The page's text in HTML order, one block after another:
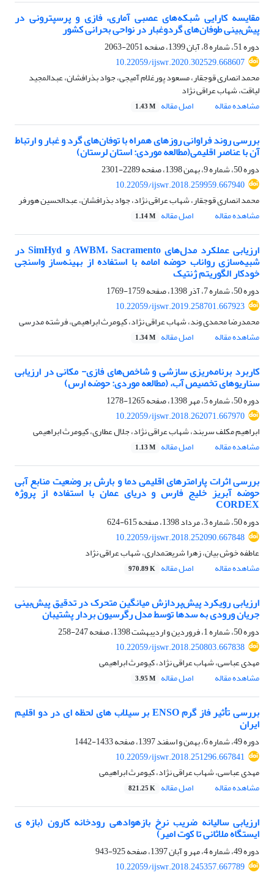
مقایسه کارایی شبکه‌های عصبی آماری، فازی و پرسپترونی در
پیش‌بینی طوفان‌های گردوغبار در نواحی بحرانی کشور
دوره 51، شماره 8، آبان 1399، صفحه
2051-2063
10.22059/ijswr.2020.302529.668607
محمد انصاری قوجقار، مسعود پورغلام آمیجی، جواد بذرافشان، عبدالمجید
لیاقت، شهاب عراقی نژاد
مشاهده مقاله
اصل مقاله 1.43 M
بررسی روند فراوانی روزهای همراه با توفان‌های گرد و غبار و ارتباط
آن با عناصر اقلیمی(مطالعه موردی: استان لرستان)
دوره 50، شماره 9، بهمن 1398، صفحه
2289-2301
10.22059/ijswr.2018.259959.667940
محمد انصاری قوجقار، شهاب عراقی نژاد، جواد بذرافشان، عبدالحسین هورفر
مشاهده مقاله
اصل مقاله 1.14 M
ارزیابی عملکرد مدل‌های AWBM، Sacramento و SimHyd در
شبیه‌سازی رواناب حوضه امامه با استفاده از بهینه‌ساز واسنجی
خودکار الگوریتم ژنتیک
دوره 50، شماره 7، آذر 1398، صفحه
1759-1769
10.22059/ijswr.2019.258701.667923
محمدرضا محمدی وند، شهاب عراقی نژاد، کیومرث ابراهیمی، فرشته مدرسی
مشاهده مقاله
اصل مقاله 1.34 M
کاربرد برنامه‌ریزی سازشی و شاخص‌های فازی- مکانی در ارزیابی
سناریوهای تخصیص آب، (مطالعه موردی: حوضه ارس)
دوره 50، شماره 5، مهر 1398، صفحه
1265-1278
10.22059/ijswr.2018.262071.667970
ابراهیم مکلف سربند، شهاب عراقی نژاد، جلال عطاری، کیومرث ابراهیمی
مشاهده مقاله
اصل مقاله 1.13 M
بررسی اثرات پارامترهای اقلیمی دما و بارش بر وضعیت منابع آبی
حوضه آبریز خلیج فارس و دریای عمان با استفاده از پروژه
CORDEX
دوره 50، شماره 3، مرداد 1398، صفحه
615-624
10.22059/ijswr.2018.252090.667848
عاطفه خوش بیان، زهرا شریعتمداری، شهاب عراقی نژاد
مشاهده مقاله
اصل مقاله 970.89 K
ارزیابی رویکرد پیش‌پردازش میانگین متحرک در تدقیق پیش‌بینی
جریان ورودی به سدها توسط مدل رگرسیون بردار پشتیبان
دوره 50، شماره 1، فروردین و اردیبهشت 1398، صفحه
247-258
10.22059/ijswr.2018.250803.667838
مهدی عباسی، شهاب عراقی نژاد، کیومرث ابراهیمی
مشاهده مقاله
اصل مقاله 3.95 M
بررسی تأثیر فاز گرم ENSO بر سیلاب های لحظه ای در دو اقلیم
ایران
دوره 49، شماره 6، بهمن و اسفند 1397، صفحه
1433-1442
10.22059/ijswr.2018.251296.667841
مهدی عباسی، شهاب عراقی نژاد، کیومرث ابراهیمی
مشاهده مقاله
اصل مقاله 821.25 K
ارزیابی سالیانه ضریب نرخ بازهوادهی رودخانه کارون (بازه ی
ایستگاه ملاثانی تا کوت امیر)
دوره 49، شماره 4، مهر و آبان 1397، صفحه
925-943
10.22059/ijswr.2018.245357.667789